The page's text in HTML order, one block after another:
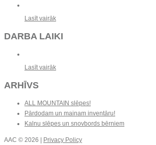
Lasīt vairāk
DARBA LAIKI
Lasīt vairāk
ARHĪVS
ALL MOUNTAIN slēpes!
Pārdodam un mainam inventāru!
Kalnu slēpes un snovbords bērniem
AAC © 2026 | Privacy Policy